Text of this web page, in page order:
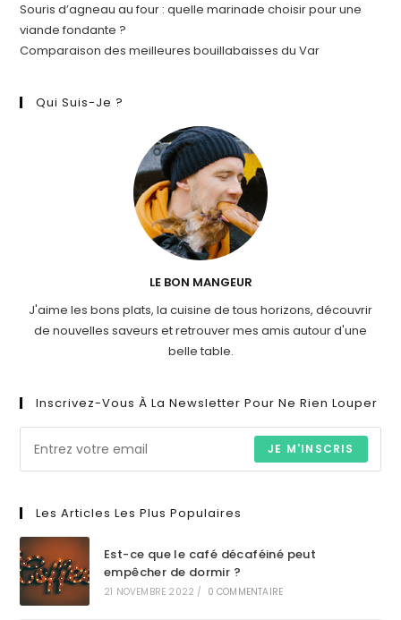
Souris d’agneau au four : quelle marinade choisir pour une
viande fondante ?
Comparaison des meilleures bouillabaisses du Var
Qui Suis-Je ?
LE BON MANGEUR
J'aime les bons plats, la cuisine de tous horizons, découvrir
de nouvelles saveurs et retrouver mes amis autour d'une
belle table.
Inscrivez-Vous À La Newsletter Pour Ne Rien Louper
JE M'INSCRIS
Les Articles Les Plus Populaires
Est-ce que le café décaféiné peut
empêcher de dormir ?
21 NOVEMBRE 2022 / 0 COMMENTAIRE